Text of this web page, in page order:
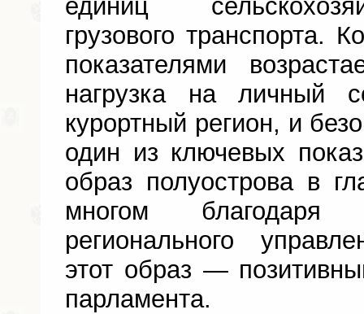
единиц
грузового транспорта.
показателями
нагрузка на
курортный регион, и
один из ключевых
образ полуострова в
многом благодаря
регионального
этот образ —
парламента.